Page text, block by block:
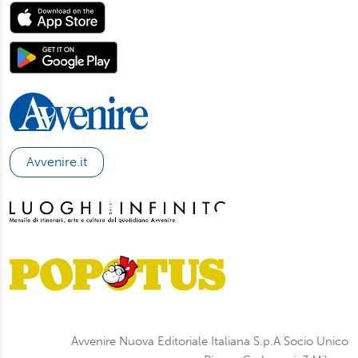
Avvenire.it
Avvenire Nuova Editoriale Italiana S.p.A Socio Unico